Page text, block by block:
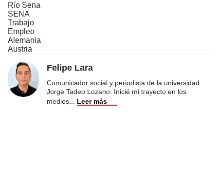
Río Sena
SENA
Trabajo
Empleo
Alemania
Austria
Felipe Lara
Comunicador social y periodista de la universidad
Jorge Tadeo Lozano. Inicié mi trayecto en los
medios
Leer más